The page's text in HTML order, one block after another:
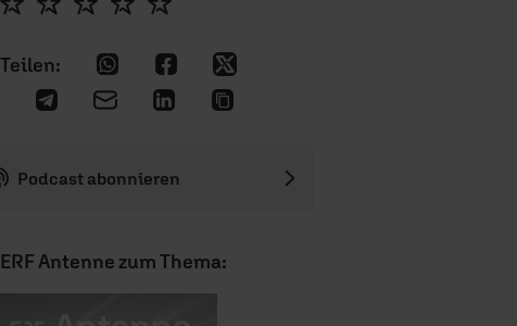
Podcast abonnieren
ERF Antenne zum Thema: